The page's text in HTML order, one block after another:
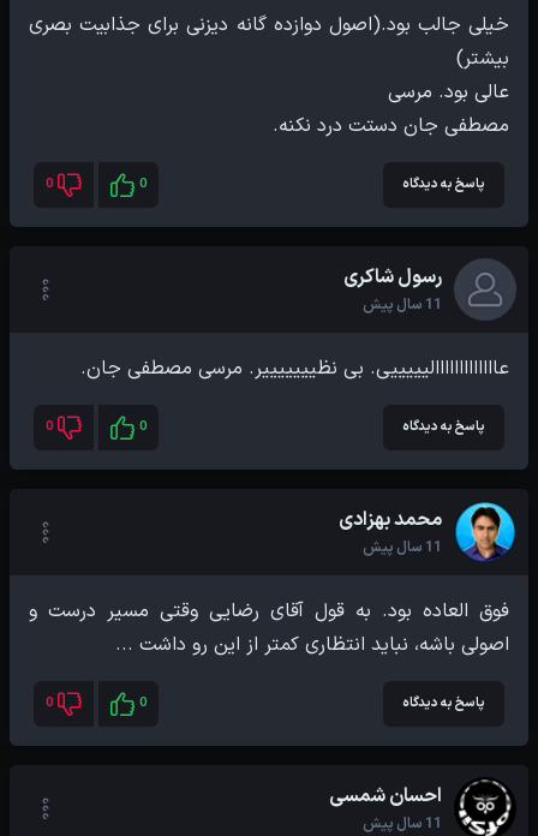
خیلی جالب بود.(اصول دوازده گانه دیزنی برای جذابیت بصری
مصطفی جان دستت درد نکنه.
پاسخ به دیدگاه 0
0
رسول شاکری
11 سال پیش
عااااااااااااالیییییی. بی نظیییییییر. مرسی مصطفی جان.
پاسخ به دیدگاه 0
0
محمد بهزادی
11 سال پیش
فوق العاده بود. به قول آقای رضایی وقتی مسیر درست و
اصولی باشه، نباید انتظاری کمتر از این رو داشت ...
پاسخ به دیدگاه 0
0
احسان شمسی
11 سال پیش